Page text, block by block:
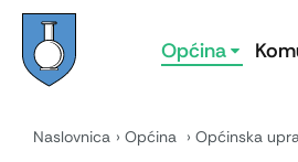
Općina
Naslovnica Općina Općinska